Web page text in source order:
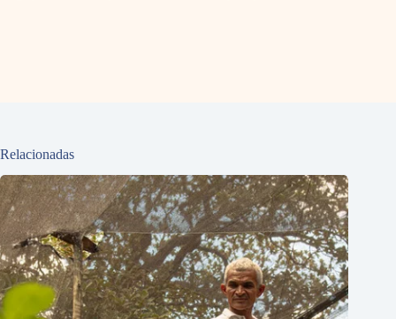
Relacionadas